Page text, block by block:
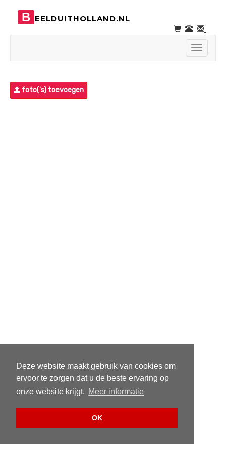
Deze website maakt gebruik van cookies om
ervoor te zorgen dat u de beste ervaring op
onze website krijgt. Meer informatie
OK
B EELDUITHOLLAND.NL
Toggle
foto('s) toevoegen